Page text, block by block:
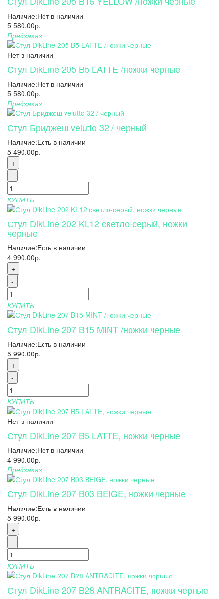
Наличие:Нет в наличии
5 580.00р.
Предзаказ
Нет в наличии
Стул DikLine 205 B5 LATTE /ножки черные
Наличие:Нет в наличии
5 580.00р.
Предзаказ
Стул Бриджеш velutto 32 / черный
Наличие:Есть в наличии
5 490.00р.
+
-
КУПИТЬ
Стул DikLine 202 KL12 светло-серый, ножки
черные
Наличие:Есть в наличии
4 990.00р.
+
-
КУПИТЬ
Стул DikLine 207 B15 MINT /ножки черные
Наличие:Есть в наличии
5 990.00р.
+
-
КУПИТЬ
Нет в наличии
Стул DikLine 207 B5 LATTE, ножки черные
Наличие:Нет в наличии
4 990.00р.
Предзаказ
Стул DikLine 207 B03 BEIGE, ножки черные
Наличие:Есть в наличии
5 990.00р.
+
-
КУПИТЬ
Стул DikLine 207 B28 ANTRACITE, ножки черные